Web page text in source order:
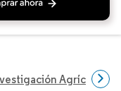
Agrícola